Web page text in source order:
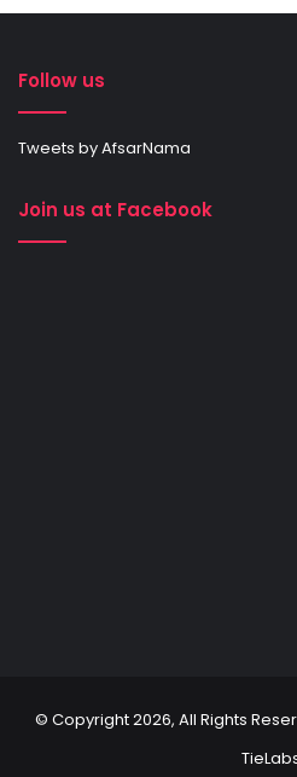
Follow us
Tweets by AfsarNama
Join us at Facebook
© Copyright 2026, All Rights